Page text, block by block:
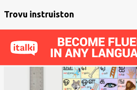
Trovu instruiston